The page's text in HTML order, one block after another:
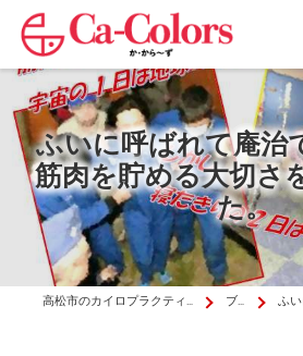
ふいに呼ばれて庵治
筋肉を貯める大切さ
た。
高松市のカイロプラクティックはか・から～ず施術院 ブログ ふいに